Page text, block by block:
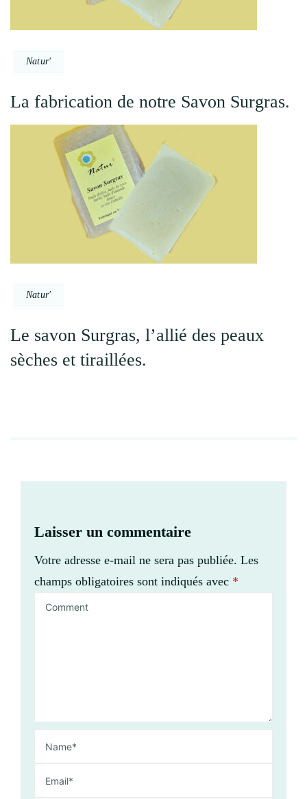
Natur'
La fabrication de notre Savon Surgras.
Natur'
Le savon Surgras, l’allié des peaux
sèches et tiraillées.
Laisser un commentaire
Votre adresse e-mail ne sera pas publiée. Les
champs obligatoires sont indiqués avec *